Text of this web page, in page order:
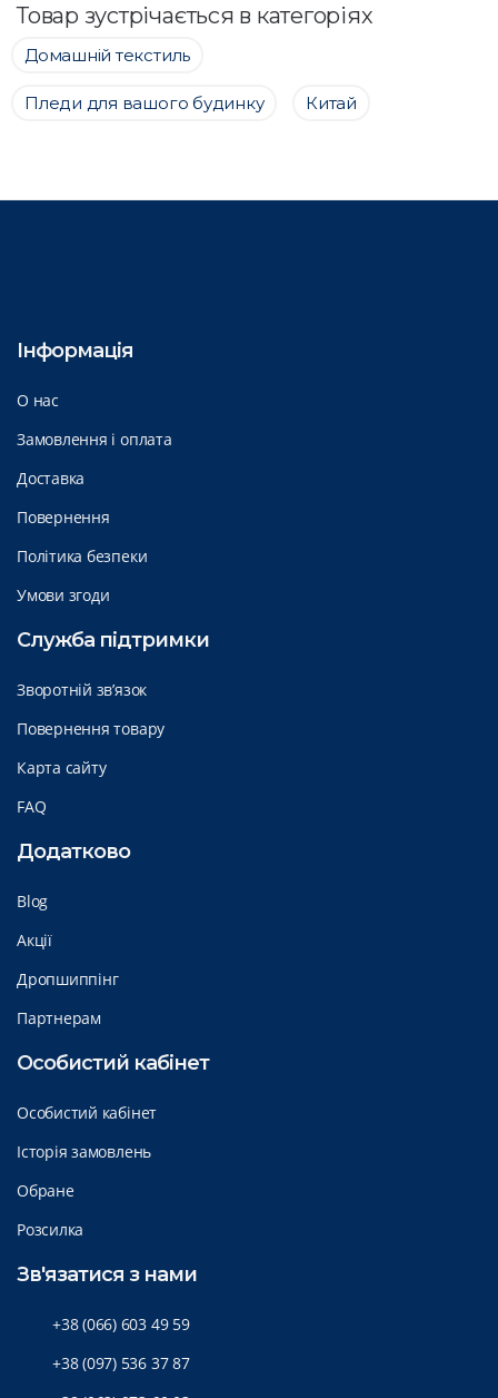
Товар зустрічається в категоріях
Домашній текстиль
Пледи для вашого будинку Китай
Інформація
О нас
Замовлення і оплата
Доставка
Повернення
Політика безпеки
Умови згоди
Служба підтримки
Зворотній зв’язок
Повернення товару
Карта сайту
FAQ
Додатково
Blog
Акції
Дропшиппінг
Партнерам
Особистий кабінет
Особистий кабінет
Історія замовлень
Обране
Розсилка
Зв'язатися з нами
+38 (066) 603 49 59
+38 (097) 536 37 87